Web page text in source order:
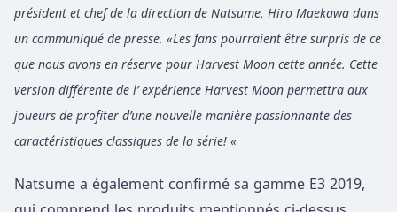
président et chef de la direction de Natsume, Hiro Maekawa dans
un communiqué de presse. «Les fans pourraient être surpris de ce
que nous avons en réserve pour Harvest Moon cette année. Cette
version différente de l’ expérience Harvest Moon permettra aux
joueurs de profiter d’une nouvelle manière passionnante des
caractéristiques classiques de la série! «
Natsume a également confirmé sa gamme E3 2019,